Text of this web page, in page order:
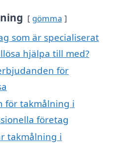
gömma
som är specialiserat
hjälpa till med?
för
för takmålning i
företag
takmålning i